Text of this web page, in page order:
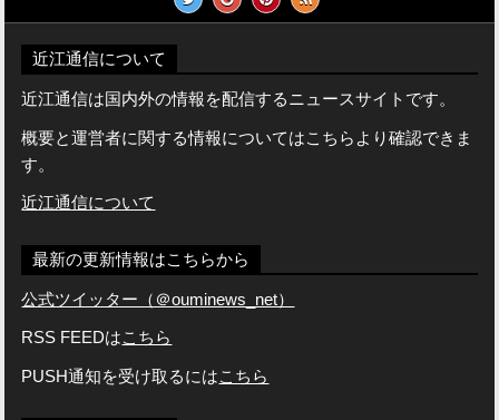
近江通信について
近江通信は国内外の情報を配信するニュースサイトです。
概要と運営者に関する情報についてはこちらより確認できま
す。
近江通信について
最新の更新情報はこちらから
公式ツイッター（＠ouminews_net）
RSS FEEDはこちら
PUSH通知を受け取るにはこちら